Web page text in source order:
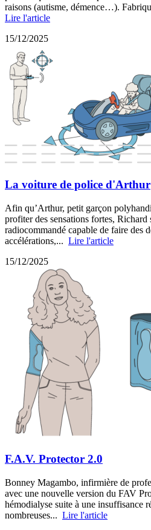
raisons (autisme, démence…).
Lire l'article
15/12/2025
La voiture de police d'Arthur
Afin qu’Arthur, petit garçon
profiter des sensations fortes,
radiocommandé capable de faire des
accélérations,... Lire l'article
15/12/2025
F.A.V. Protector 2.0
Bonney Magambo, infirmière de
avec une nouvelle version du FAV
hémodialyse suite à une insuffisance
nombreuses... Lire l'article